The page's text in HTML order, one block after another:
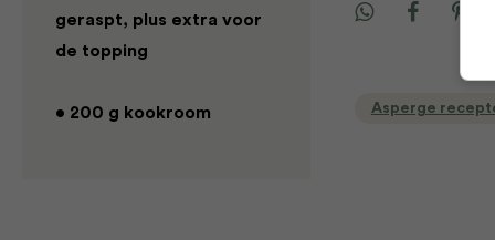
geraspt, plus extra voor
de topping
• 200 g kookroom Asperge